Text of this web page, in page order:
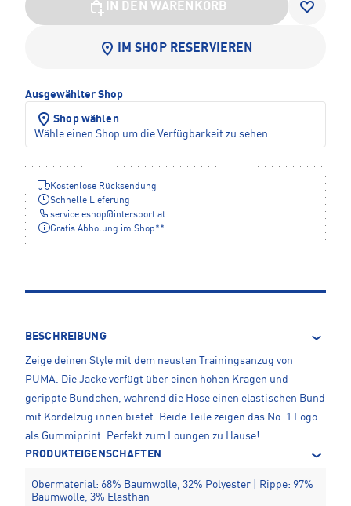
IN DEN WARENKORB
IM SHOP RESERVIEREN
Ausgewählter Shop
Shop wählen
Wähle einen Shop um die Verfügbarkeit zu sehen
Kostenlose Rücksendung
Schnelle Lieferung
service.eshop@intersport.at
Gratis Abholung im Shop**
BESCHREIBUNG
Zeige deinen Style mit dem neusten Trainingsanzug von
PUMA. Die Jacke verfügt über einen hohen Kragen und
gerippte Bündchen, während die Hose einen elastischen Bund
mit Kordelzug innen bietet. Beide Teile zeigen das No. 1 Logo
als Gummiprint. Perfekt zum Loungen zu Hause!
PRODUKTEIGENSCHAFTEN
Obermaterial: 68% Baumwolle, 32% Polyester | Rippe: 97%
Baumwolle, 3% Elasthan